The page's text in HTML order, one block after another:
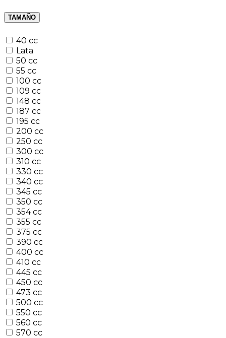
TAMAÑO
40 cc
Lata
50 cc
55 cc
100 cc
109 cc
148 cc
187 cc
195 cc
200 cc
250 cc
300 cc
310 cc
330 cc
340 cc
345 cc
350 cc
354 cc
355 cc
375 cc
390 cc
400 cc
410 cc
445 cc
450 cc
473 cc
500 cc
550 cc
560 cc
570 cc